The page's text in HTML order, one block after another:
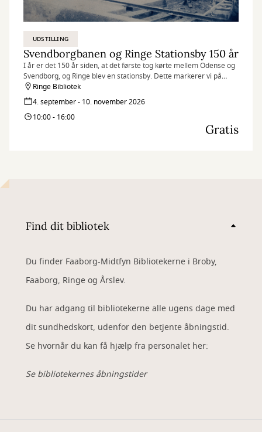
UDSTILLING
Svendborgbanen og Ringe Stationsby 150 år
I år er det 150 år siden, at det første tog kørte mellem Odense og
Svendborg, og Ringe blev en stationsby. Dette markerer vi på
Ringe bibliotek.
Ringe Bibliotek
4. september - 10. november 2026
10:00 - 16:00
Gratis
Find dit bibliotek
Du finder Faaborg-Midtfyn Bibliotekerne i Broby,
Faaborg, Ringe og Årslev.
Du har adgang til bibliotekerne alle ugens dage med
dit sundhedskort, udenfor den betjente åbningstid.
Se hvornår du kan få hjælp fra personalet her:
Se bibliotekernes åbningstider